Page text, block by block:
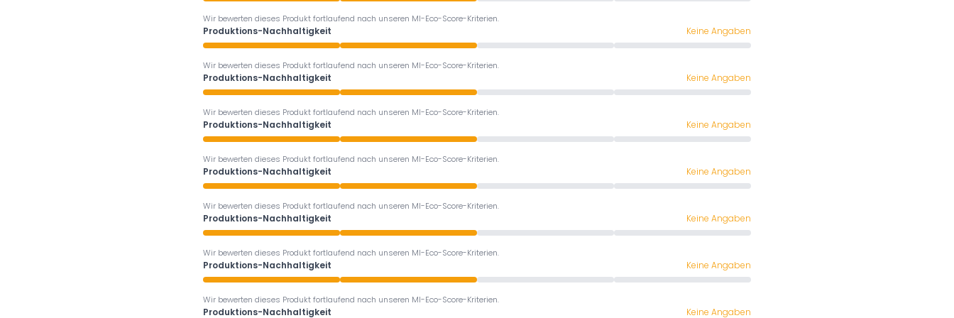
Wir bewerten dieses Produkt fortlaufend nach unseren MI-Eco-Score-Kriterien.
Produktions-Nachhaltigkeit Keine Angaben
Wir bewerten dieses Produkt fortlaufend nach unseren MI-Eco-Score-Kriterien.
Produktions-Nachhaltigkeit Keine Angaben
Wir bewerten dieses Produkt fortlaufend nach unseren MI-Eco-Score-Kriterien.
Produktions-Nachhaltigkeit Keine Angaben
Wir bewerten dieses Produkt fortlaufend nach unseren MI-Eco-Score-Kriterien.
Produktions-Nachhaltigkeit Keine Angaben
Wir bewerten dieses Produkt fortlaufend nach unseren MI-Eco-Score-Kriterien.
Produktions-Nachhaltigkeit Keine Angaben
Wir bewerten dieses Produkt fortlaufend nach unseren MI-Eco-Score-Kriterien.
Produktions-Nachhaltigkeit Keine Angaben
Wir bewerten dieses Produkt fortlaufend nach unseren MI-Eco-Score-Kriterien.
Produktions-Nachhaltigkeit Keine Angaben